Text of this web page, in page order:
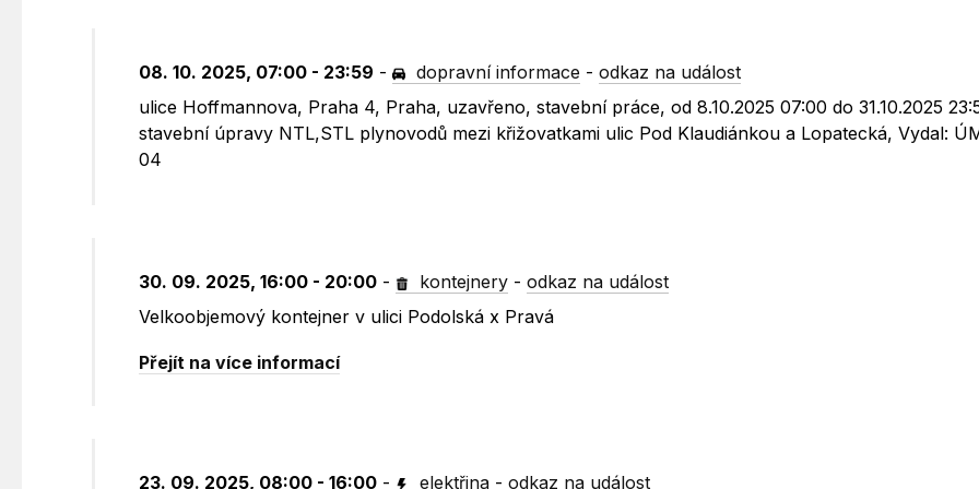
08. 10. 2025, 07:00 - 23:59 - dopravní informace -odkaz na událost
ulice Hoffmannova, Praha 4, Praha, uzavřeno, stavební práce, od 8.10.2025 07:00 do 31.10.2025
stavební úpravy NTL,STL plynovodů mezi křižovatkami ulic Pod Klaudiánkou a Lopatecká, Vydal:
04
30. 09. 2025, 16:00 - 20:00 - kontejnery -odkaz na událost
Velkoobjemový kontejner v ulici Podolská x Pravá
Přejít na více informací
23. 09. 2025, 08:00 - 16:00 - elektřina -odkaz na událost